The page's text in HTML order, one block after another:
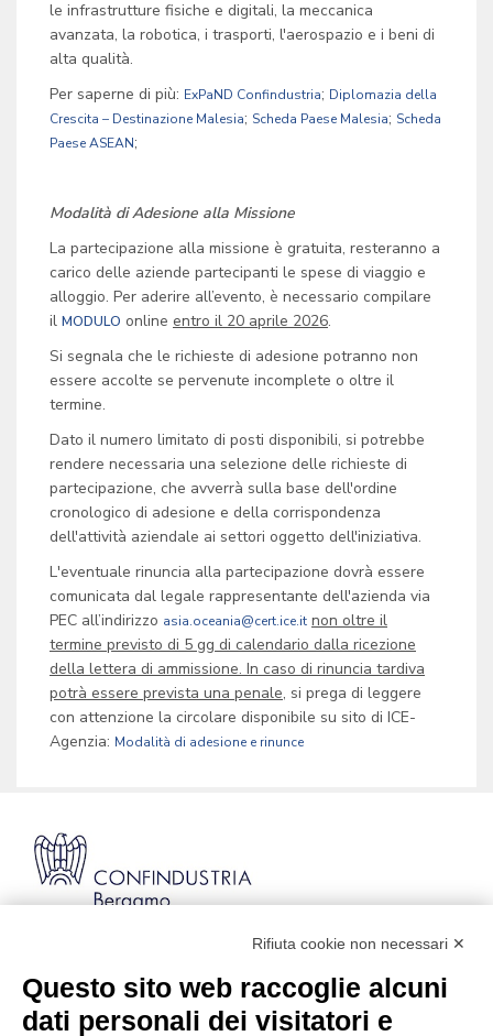
le infrastrutture fisiche e digitali, la meccanica
avanzata, la robotica, i trasporti, l'aerospazio e i beni di
alta qualità.
Per saperne di più: ExPaND Confindustria; Diplomazia della
Crescita – Destinazione Malesia; Scheda Paese Malesia; Scheda
Paese ASEAN;
Modalità di Adesione alla Missione
La partecipazione alla missione è gratuita, resteranno a
carico delle aziende partecipanti le spese di viaggio e
alloggio. Per aderire all’evento, è necessario compilare
il MODULO online entro il 20 aprile 2026.
Si segnala che le richieste di adesione potranno non
essere accolte se pervenute incomplete o oltre il
termine.
Dato il numero limitato di posti disponibili, si potrebbe
rendere necessaria una selezione delle richieste di
partecipazione, che avverrà sulla base dell'ordine
cronologico di adesione e della corrispondenza
dell'attività aziendale ai settori oggetto dell'iniziativa.
L'eventuale rinuncia alla partecipazione dovrà essere
comunicata dal legale rappresentante dell'azienda via
PEC all’indirizzo asia.oceania@cert.ice.it non oltre il
termine previsto di 5 gg di calendario dalla ricezione
della lettera di ammissione. In caso di rinuncia tardiva
potrà essere prevista una penale, si prega di leggere
con attenzione la circolare disponibile su sito di ICE-
Agenzia: Modalità di adesione e rinunce
Codice Fiscale: 80021750163 | PEC:
info@pec.confindustriabergamo.it
Rifiuta cookie non necessari ✕
Questo sito web raccoglie alcuni
dati personali dei visitatori e